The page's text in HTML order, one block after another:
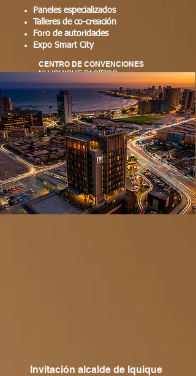
Paneles especializados
Talleres de co-creación
Foro de autoridades
Expo Smart City
CENTRO DE CONVENCIONES
NH IQUIQUE PACÍFICO
Invitación alcalde de Iquique